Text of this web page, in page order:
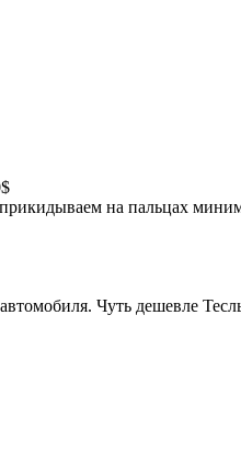
на пальцах
Чуть дешевле